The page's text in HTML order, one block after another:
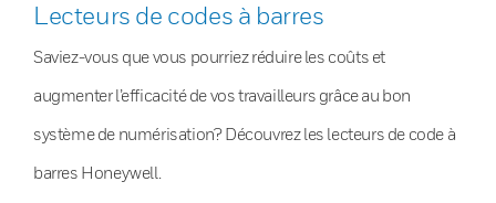
Lecteurs de codes à barres
Saviez-vous que vous pourriez réduire les coûts et
augmenter l’efficacité de vos travailleurs grâce au bon
système de numérisation? Découvrez les lecteurs de code à
barres Honeywell.